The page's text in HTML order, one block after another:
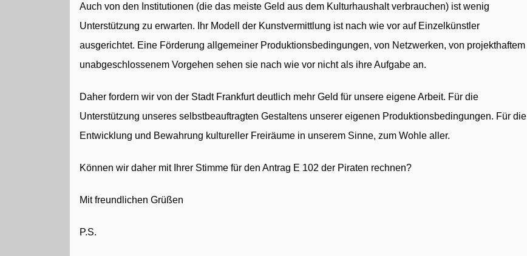
Auch von den Institutionen (die das meiste Geld aus dem Kulturhaushalt verbrauchen) ist wenig
Unterstützung zu erwarten. Ihr Modell der Kunstvermittlung ist nach wie vor auf Einzelkünstler
ausgerichtet. Eine Förderung allgemeiner Produktionsbedingungen, von Netzwerken, von projekthaftem
unabgeschlossenem Vorgehen sehen sie nach wie vor nicht als ihre Aufgabe an.
Daher fordern wir von der Stadt Frankfurt deutlich mehr Geld für unsere eigene Arbeit. Für die
Unterstützung unseres selbstbeauftragten Gestaltens unserer eigenen Produktionsbedingungen. Für die
Entwicklung und Bewahrung kultureller Freiräume in unserem Sinne, zum Wohle aller.
Können wir daher mit Ihrer Stimme für den Antrag E 102 der Piraten rechnen?
Mit freundlichen Grüßen
P.S.